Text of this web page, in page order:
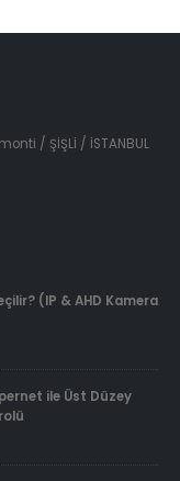
/ ŞİŞLİ / İSTANBUL
(IP & AHD Kamera
ile Üst Düzey